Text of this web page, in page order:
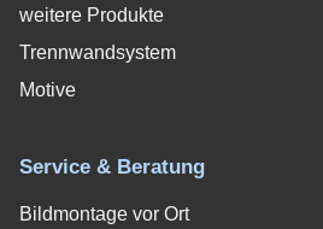
weitere Produkte
Trennwandsystem
Motive
Service & Beratung
Bildmontage vor Ort